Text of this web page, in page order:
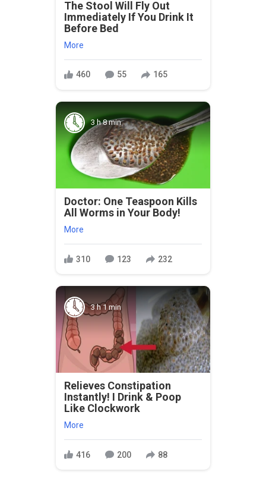
The Stool Will Fly Out
Immediately If You Drink It
Before Bed
More
460 55 165
3 h 8 min
Doctor: One Teaspoon Kills
All Worms in Your Body!
More
310 123 232
3 h 1 min
Relieves Constipation
Instantly! I Drink & Poop
Like Clockwork
More
416 200 88